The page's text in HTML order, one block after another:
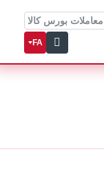
بورس کالا
FA